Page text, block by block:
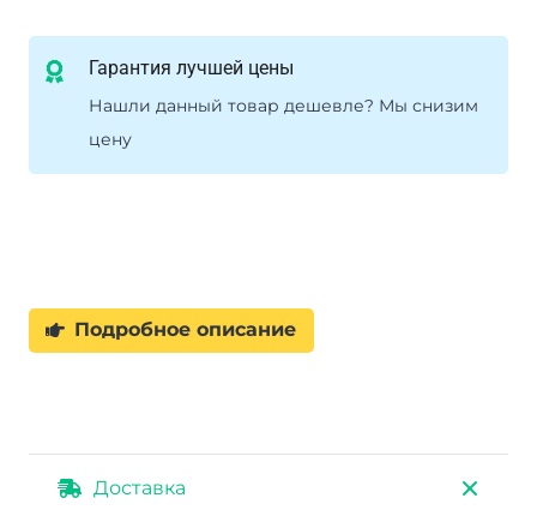
50
Гарантия лучшей цены
Нашли данный товар дешевле? Мы снизим
цену
Подробное описание
Доставка